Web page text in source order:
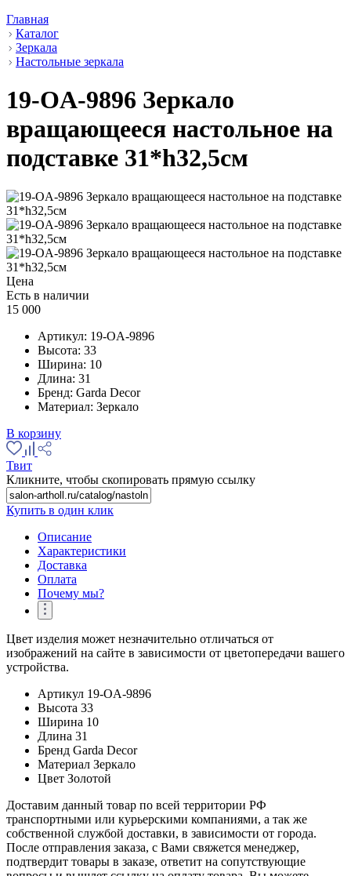
Главная
Каталог
Зеркала
Настольные зеркала
19-OA-9896 Зеркало
вращающееся настольное на
подставке 31*h32,5см
Цена
Есть в наличии
15 000
Артикул: 19-OA-9896
Высота: 33
Ширина: 10
Длина: 31
Бренд: Garda Decor
Материал: Зеркало
В корзину
Твит
Кликните, чтобы скопировать прямую ссылку
Купить в один клик
Описание
Характеристики
Доставка
Оплата
Почему мы?
Цвет изделия может незначительно отличаться от
изображений на сайте в зависимости от цветопередачи вашего
устройства.
Артикул 19-OA-9896
Высота 33
Ширина 10
Длина 31
Бренд Garda Decor
Материал Зеркало
Цвет Золотой
Доставим данный товар по всей территории РФ
транспортными или курьерскими компаниями, а так же
собственной службой доставки, в зависимости от города.
После отправления заказа, с Вами свяжется менеджер,
подтвердит товары в заказе, ответит на сопутствующие